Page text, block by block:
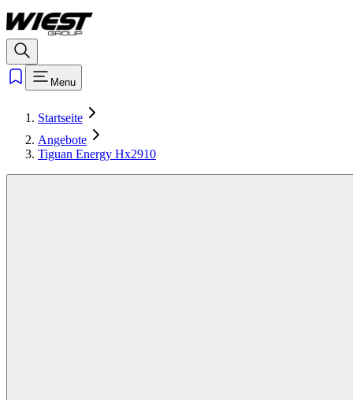
Menu
Startseite
Angebote
Tiguan Energy Hx2910